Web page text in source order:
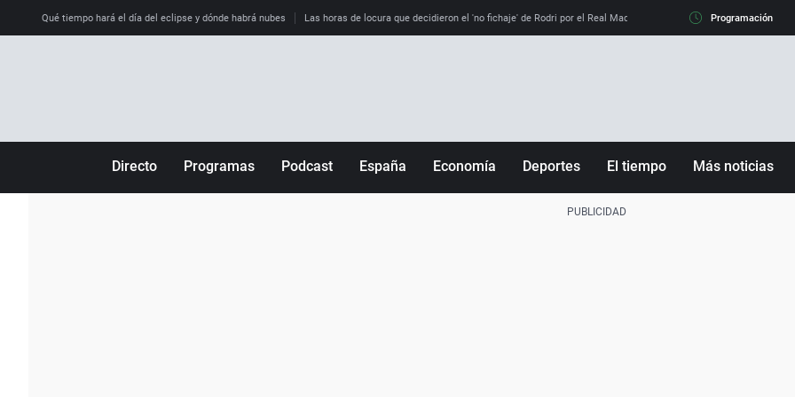
Qué tiempo hará el día del eclipse y dónde habrá nubes Las horas de locura que decidieron el 'no fichaje' de Rodri por el Real Madrid y su 'sí' al Barça La llamada
Programación
Directo Programas Podcast España Economía Deportes El tiempo Más noticias